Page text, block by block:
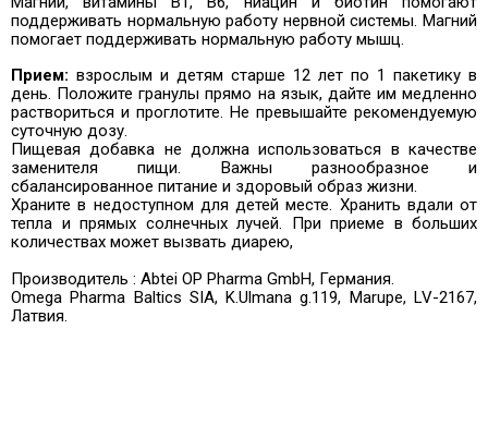
поддерживать нормальную работу нервной системы. Магний
помогает поддерживать нормальную работу мышц.
Прием: взрослым и детям старше 12 лет по 1 пакетику в
день. Положите гранулы прямо на язык, дайте им медленно
раствориться и проглотите. Не превышайте рекомендуемую
суточную дозу.
Пищевая добавка не должна использоваться в качестве
заменителя пищи. Важны разнообразное и
сбалансированное питание и здоровый образ жизни.
Храните в недоступном для детей месте. Хранить вдали от
тепла и прямых солнечных лучей. При приеме в больших
количествах может вызвать диарею,
Производитель : Abtei OP Pharma GmbH, Германия.
Omega Pharma Baltics SIA, K.Ulmana g.119, Marupe, LV-2167,
Латвия.